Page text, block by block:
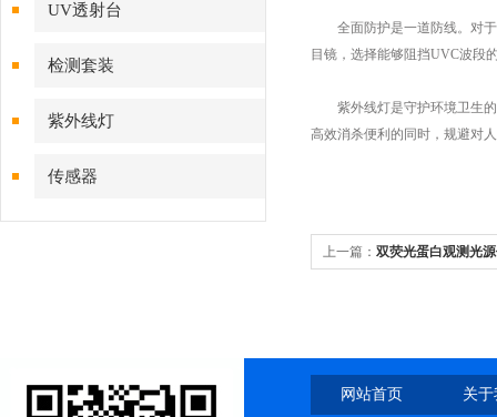
UV透射台
检测套装
紫外线灯
传感器
全面防护是一道防线。对于
目镜，选择能够阻挡UVC波段
紫外线灯是守护环境卫生的
高效消杀便利的同时，规避对
上一篇： 双荧光蛋白观测光
网站首页 关